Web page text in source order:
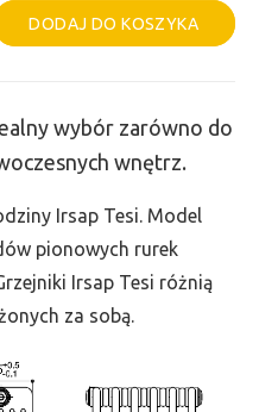
DODAJ DO KOSZYKA
wybór zarówno do
wnętrz.
Irsap Tesi. Model
pionowych rurek
Irsap Tesi różnią
za sobą.